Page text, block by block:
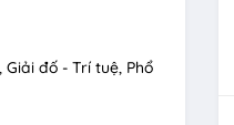
Giải đố - Trí tuệ Phổ